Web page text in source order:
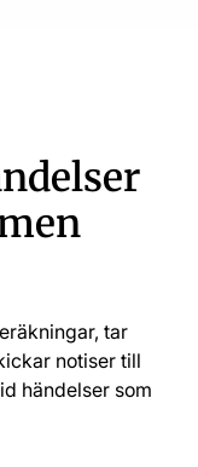
tar
notiser till
händelser som